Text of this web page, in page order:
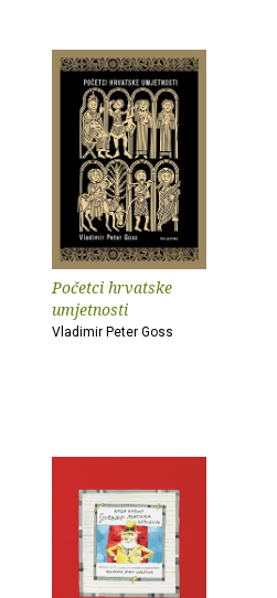
Početci hrvatske
umjetnosti
Vladimir Peter Goss